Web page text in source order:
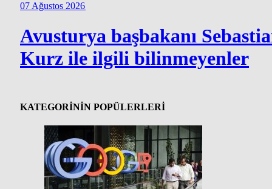
07 Ağustos 2026
Avusturya başbakanı
Kurz ile ilgili bilinmeyenler
KATEGORİNİN POPÜLERLERİ